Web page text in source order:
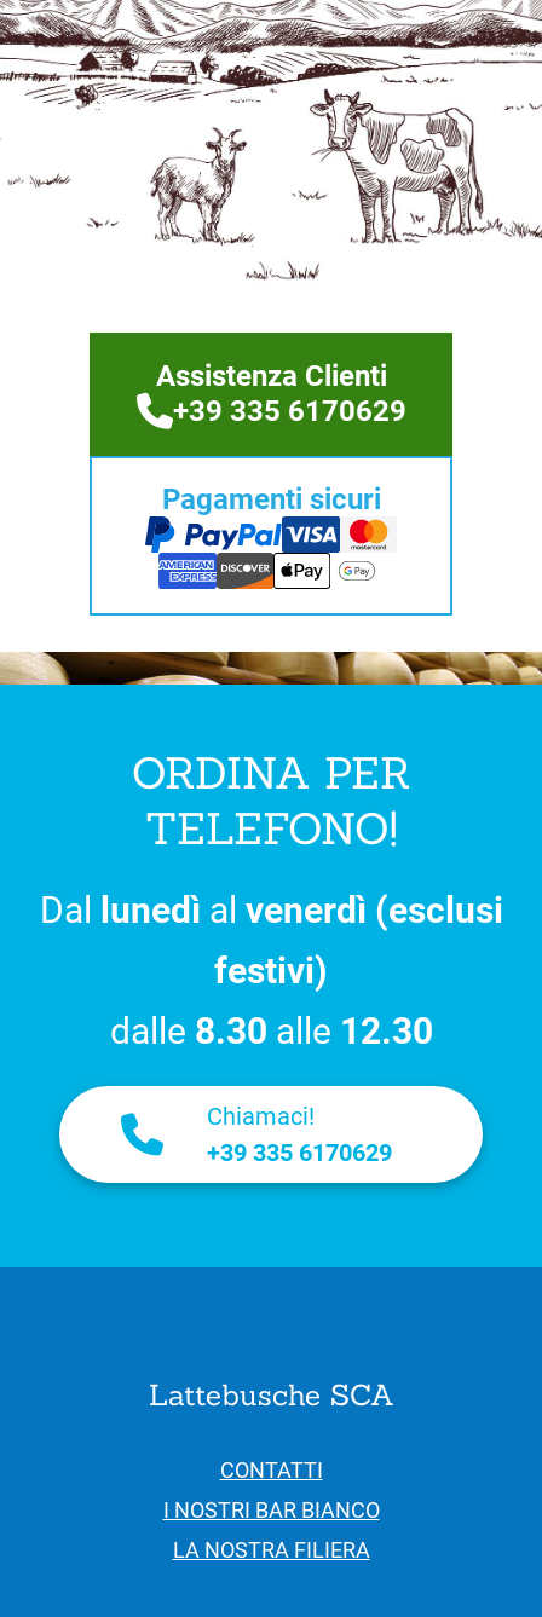
Assistenza Clienti
+39 335 6170629
Pagamenti sicuri
ORDINA PER
TELEFONO!
Dal lunedì al venerdì (esclusi
festivi)
dalle 8.30 alle 12.30
Chiamaci!
+39 335 6170629
Lattebusche SCA
CONTATTI
I NOSTRI BAR BIANCO
LA NOSTRA FILIERA